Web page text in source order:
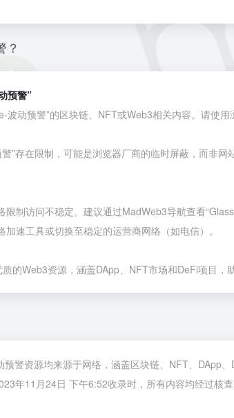
？
预警”
动预警”的区块链、NFT或Web3相关内容。请使用
存在限制，可能是浏览器厂商的临时屏蔽，而非网
访问不稳定。建议通过MadWeb3导航查看
速工具或切换至稳定的运营商网络（如电信）。
Web3资源，涵盖DApp、NFT市场和DeFi项目，
警资源均来源于网络，涵盖区块链、NFT、DApp
年11月24日 下午6:52收录时，所有内容均经过核